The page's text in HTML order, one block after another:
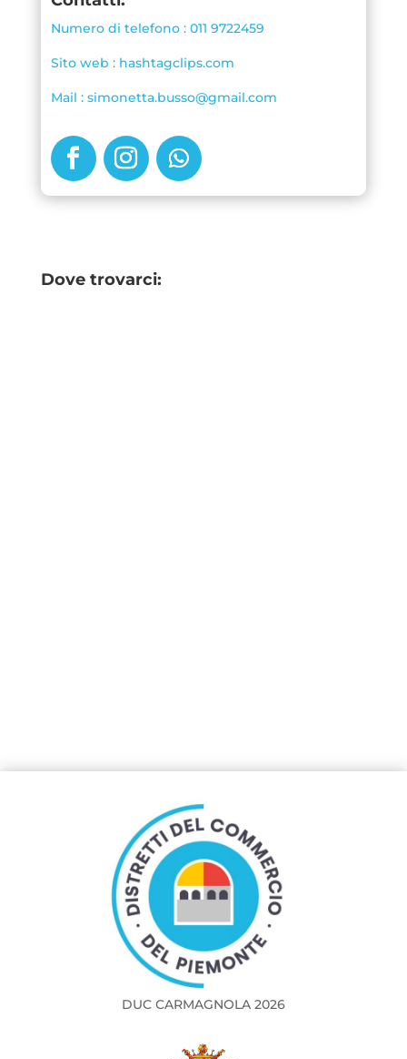
Numero di telefono : 011 9722459
Sito web : hashtagclips.com
Mail : simonetta.busso@gmail.com
Dove trovarci:
DUC CARMAGNOLA 2026